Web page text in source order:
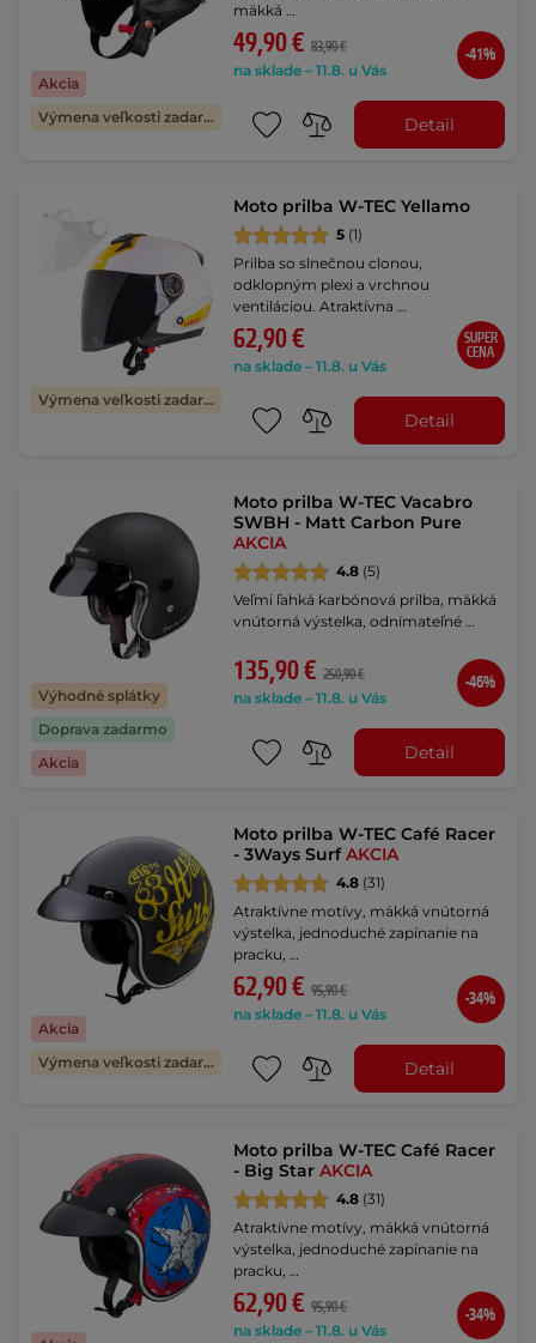
Akcia
Výmena veľkosti zadarmo
mäkká …
49,90 € 83,90 €
na sklade – 11.8. u Vás
-41%
Detail
Výmena veľkosti zadarmo
Moto prilba W-TEC Yellamo
5 (1)
Prilba so slnečnou clonou,
odklopným plexi a vrchnou
ventiláciou. Atraktívna …
62,90 €
na sklade – 11.8. u Vás
SUPER
CENA
Detail
Výhodné splátky
Doprava zadarmo
Akcia
Moto prilba W-TEC Vacabro
SWBH - Matt Carbon Pure
AKCIA
4.8 (5)
Veľmi ľahká karbónová prilba, mäkká
vnútorná výstelka, odnímateľné …
135,90 € 250,90 €
na sklade – 11.8. u Vás
-46%
Detail
Akcia
Výmena veľkosti zadarmo
Moto prilba W-TEC Café Racer
- 3Ways SurfAKCIA
4.8 (31)
Atraktívne motívy, mäkká vnútorná
výstelka, jednoduché zapínanie na
pracku, …
62,90 € 95,90 €
na sklade – 11.8. u Vás
-34%
Detail
Moto prilba W-TEC Café Racer
- Big StarAKCIA
4.8 (31)
Atraktívne motívy, mäkká vnútorná
výstelka, jednoduché zapínanie na
pracku, …
62,90 € 95,90 €
na sklade – 11.8. u Vás
-34%